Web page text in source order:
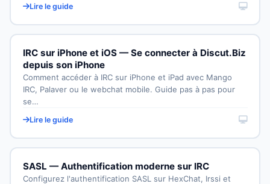
Lire le guide
IRC sur iPhone et iOS — Se connecter à Discut.Biz
depuis son iPhone
Comment accéder à IRC sur iPhone et iPad avec Mango
IRC, Palaver ou le webchat mobile. Guide pas à pas pour
se…
Lire le guide
SASL — Authentification moderne sur IRC
Configurez l'authentification SASL sur HexChat, Irssi et